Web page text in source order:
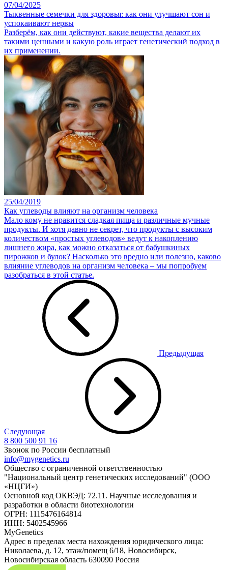
07/04/2025
Тыквенные семечки для здоровья: как они улучшают сон и
успокаивают нервы
Разберём, как они действуют, какие вещества делают их
такими ценными и какую роль играет генетический подход в
их применении.
25/04/2019
Как углеводы влияют на организм человека
Мало кому не нравится сладкая пища и различные мучные
продукты. И хотя давно не секрет, что продукты с высоким
количеством «простых углеводов» ведут к накоплению
лишнего жира, как можно отказаться от бабушкиных
пирожков и булок? Насколько это вредно или полезно, каково
влияние углеводов на организм человека – мы попробуем
разобраться в этой статье.
Предыдущая
Следующая
8 800 500 91 16
Звонок по России бесплатный
info@mygenetics.ru
Общество с ограниченной ответственностью
"Национальный центр генетических исследований" (ООО
«НЦГИ»)
Основной код ОКВЭД: 72.11. Научные исследования и
разработки в области биотехнологии
ОГРН: 1115476164814
ИНН: 5402545966
MyGenetics
Адрес в пределах места нахождения юридического лица:
Николаева, д. 12, этаж/помещ 6/18, Новосибирск,
Новосибирская область 630090 Россия